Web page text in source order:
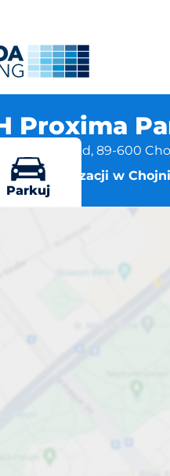
Proxima
Pawła II 2d, 89-600
Więcej lokalizacji w
Parkuj
CH